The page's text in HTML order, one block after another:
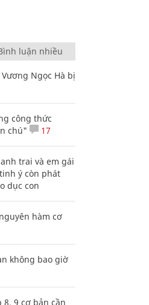
luận nhiều
Ngọc Hà bị
công thức
chú"
17
trai và em gái
ý còn phát
dục con
hàm cơ
không bao giờ
8, 9 cơ bản cần